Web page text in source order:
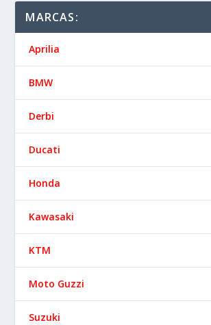
MARCAS:
Aprilia
BMW
Derbi
Ducati
Honda
Kawasaki
KTM
Moto Guzzi
Suzuki